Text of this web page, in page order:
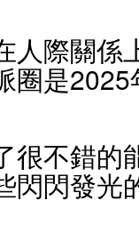
人際關係
圈是
很不錯的
閃閃發光